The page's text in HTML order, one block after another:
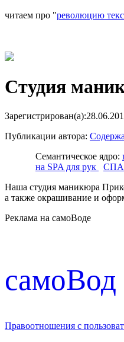
читаем про "революцию
Студия
Публикации автора:
Семантическое ядро:
на SPA для рук
СПА
Наша студия маникюра
а также окрашивание и
Реклама на самоВоде
cамоВод
Правоотношения с